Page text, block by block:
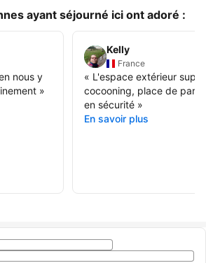
ayant séjourné ici ont adoré :
nous y
»
Kelly
France
« L'espace extérieur super
cocooning, place de
en sécurité»
En savoir plus